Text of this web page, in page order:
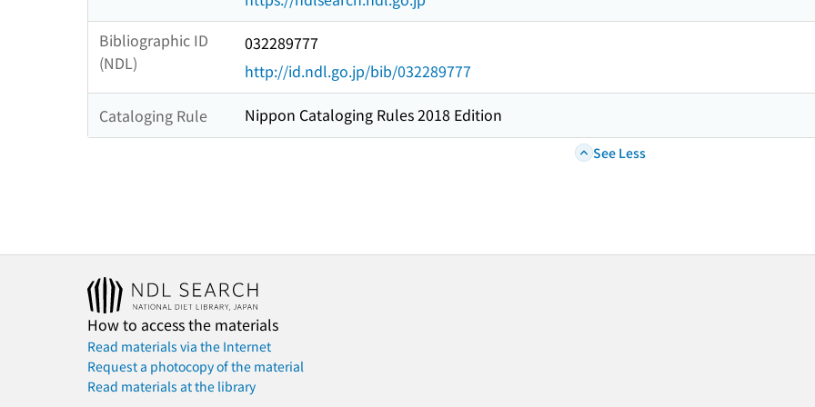
Bibliographic ID
(NDL)
032289777
http://id.ndl.go.jp/bib/032289777
Cataloging Rule Nippon Cataloging Rules 2018 Edition
See Less
How to access the materials
Read materials via the Internet
Request a photocopy of the material
Read materials at the library